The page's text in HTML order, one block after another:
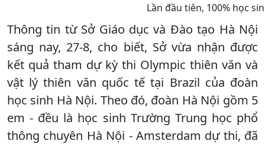
Lần đầu tiên, 100% học
Thông tin từ Sở Giáo dục và Đào tạo Hà Nội
sáng nay, 27-8, cho biết, Sở vừa nhận được
kết quả tham dự kỳ thi Olympic thiên văn và
vật lý thiên văn quốc tế tại Brazil của đoàn
học sinh Hà Nội. Theo đó, đoàn Hà Nội gồm 5
em - đều là học sinh Trường Trung học phổ
thông chuyên Hà Nội - Amsterdam dự thi, đã